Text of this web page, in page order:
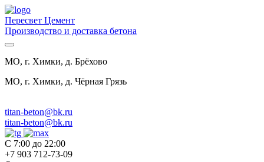
Пересвет Цемент
Производство и доставка бетона
МО, г. Химки, д. Брёхово
МО, г. Химки, д. Чёрная Грязь
titan-beton@bk.ru
titan-beton@bk.ru
С 7:00 до 22:00
+7 903 712-73-09